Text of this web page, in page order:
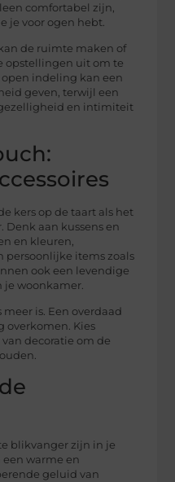
comfortabel zijn,
je voor ogen hebt.
de ruimte maken of
opstellingen uit om te
open indeling kan een
geven, terwijl een
en intimiteit
kers op de taart als het
Denk aan kussens en
en kleuren,
persoonlijke items zoals
ook een levendige
je woonkamer.
is. Een overdaad
overkomen. Kies
decoratie om de
blikvanger zijn in je
warme en
geluid van